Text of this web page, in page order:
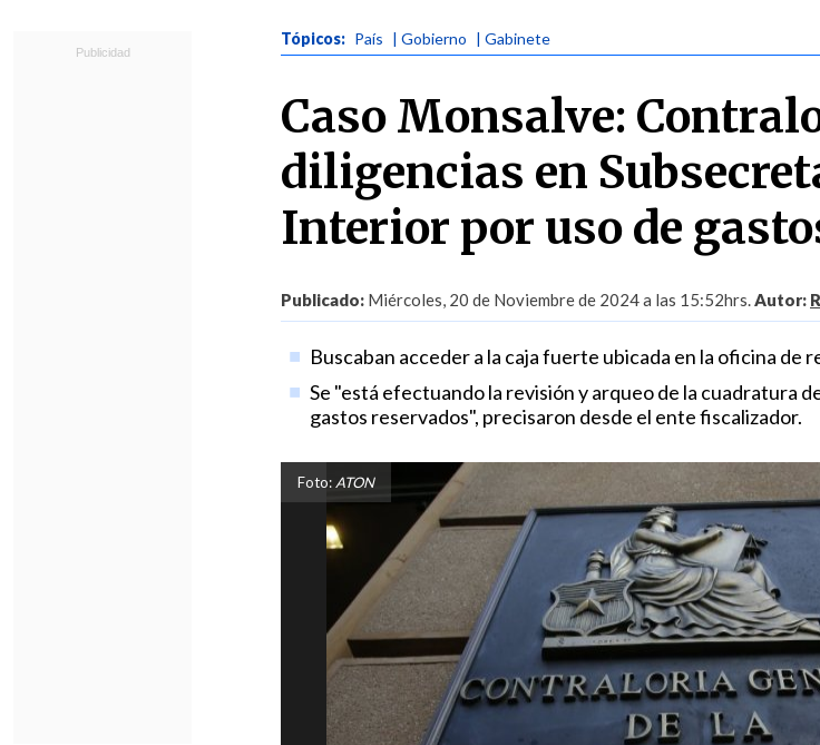
Tópicos: País | Gobierno | Gabinete
Caso Monsalve:
diligencias en
Interior por uso de
Publicado: Miércoles, 20 de Noviembre de 2024 a las 15:52hrs.Autor:
Buscaban acceder a la caja fuerte ubicada en la oficina de
Se "está efectuando la revisión y arqueo de la cuadratura
gastos reservados", precisaron desde el ente fiscalizador.
Foto: ATON